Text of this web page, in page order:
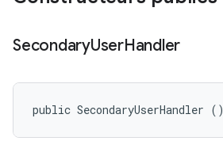
SecondaryUserHandler
public SecondaryUserHandler ()